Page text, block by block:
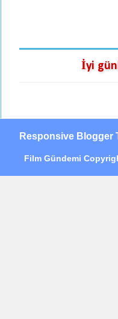
İyi
Responsive Blogger
Film Gündemi